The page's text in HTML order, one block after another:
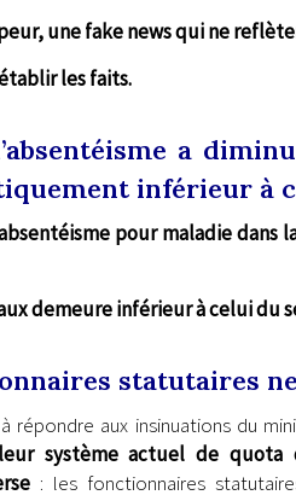
une fake news qui ne
les faits.
a
inférieur à
pour maladie
demeure inférieur à celui du
statutaires
à répondre aux insinuations du
système actuel de quota
: les fonctionnaires